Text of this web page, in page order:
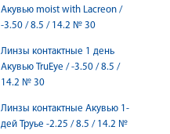
Акувью moist with Lacreon /
-3.50 / 8.5 / 14.2 № 30
Линзы контактные 1 день
Акувью TruEye / -3.50 / 8.5 /
14.2 № 30
Линзы контактные Акувью 1-
дей Труье -2.25 / 8.5 / 14.2 №